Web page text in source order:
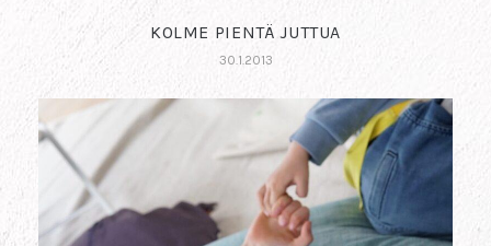
KOLME PIENTÄ JUTTUA
30.1.2013